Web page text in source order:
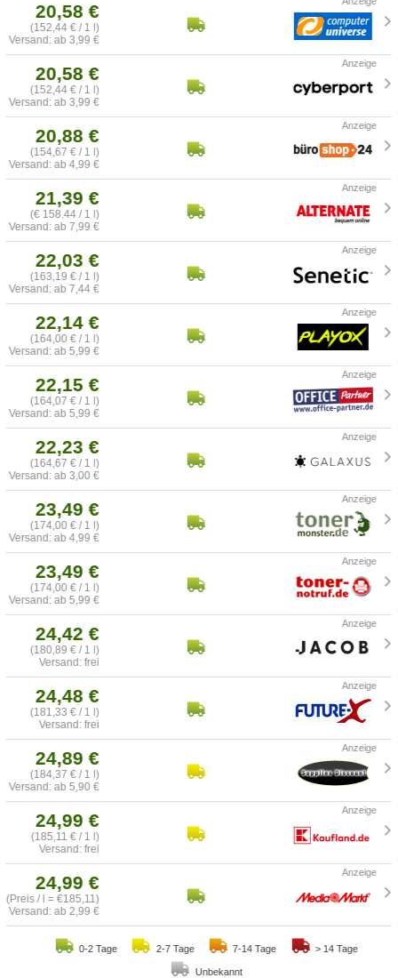
20,58 €
(152,44 € / 1 l)
Versand: ab 3,99 €
20,58 €
(152,44 € / 1 l)
Versand: ab 3,99 €
20,88 €
(154,67 € / 1 l)
Versand: ab 4,99 €
21,39 €
(€ 158.44 / 1 l)
Versand: ab 7,99 €
22,03 €
(163,19 € / 1 l)
Versand: ab 7,44 €
22,14 €
(164,00 € / 1 l)
Versand: ab 5,99 €
22,15 €
(164,07 € / 1 l)
Versand: ab 5,99 €
22,23 €
(164,67 € / 1 l)
Versand: ab 3,00 €
23,49 €
(174,00 € / 1 l)
Versand: ab 4,99 €
23,49 €
(174,00 € / 1 l)
Versand: ab 5,99 €
24,42 €
(180,89 € / 1 l)
Versand: frei
24,48 €
(181,33 € / 1 l)
Versand: frei
24,89 €
(184,37 € / 1 l)
Versand: ab 5,90 €
24,99 €
(185,11 € / 1 l)
Versand: frei
24,99 €
(Preis / l = €185,11)
Versand: ab 2,99 €
0-2 Tage 2-7 Tage 7-14 Tage > 14 Tage
Unbekannt